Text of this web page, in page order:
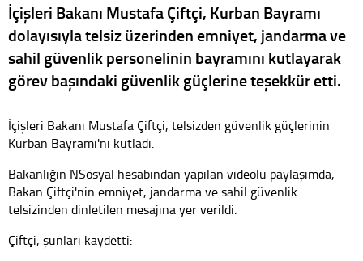
İçişleri Bakanı Mustafa Çiftçi, Kurban Bayramı
dolayısıyla telsiz üzerinden emniyet, jandarma ve
sahil güvenlik personelinin bayramını kutlayarak
görev başındaki güvenlik güçlerine teşekkür etti.
İçişleri Bakanı Mustafa Çiftçi, telsizden güvenlik güçlerinin
Kurban Bayramı'nı kutladı.
Bakanlığın NSosyal hesabından yapılan videolu paylaşımda,
Bakan Çiftçi'nin emniyet, jandarma ve sahil güvenlik
telsizinden dinletilen mesajına yer verildi.
Çiftçi, şunları kaydetti: